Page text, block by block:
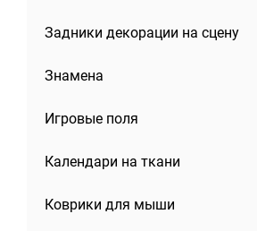
Задники декорации на сцену
Знамена
Игровые поля
Календари на ткани
Коврики для мыши